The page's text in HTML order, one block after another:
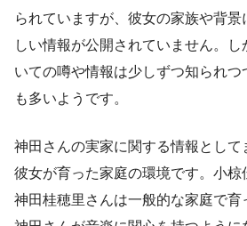
られていますが、彼女の家族や背
しい情報が公開されていません。
いての噂や情報は少しずつ知られつ
も多いようです。
神田さんの実家に関する情報として
彼女が育った家庭の環境です。小椋
神田桂穂里さんは一般的な家庭で育